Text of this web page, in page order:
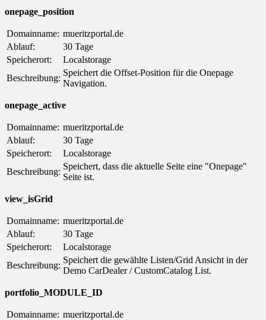
onepage_position
Domainname: mueritzportal.de
Ablauf:
30 Tage
Speicherort:
Localstorage
Beschreibung:
Speichert die Offset-Position für die Onepage
Navigation.
onepage_active
Domainname: mueritzportal.de
Ablauf:
30 Tage
Speicherort:
Localstorage
Beschreibung:
Speichert, dass die aktuelle Seite eine "Onepage"
Seite ist.
view_isGrid
Domainname: mueritzportal.de
Ablauf:
30 Tage
Speicherort:
Localstorage
Beschreibung:
Speichert die gewählte Listen/Grid Ansicht in der
Demo CarDealer / CustomCatalog List.
portfolio_MODULE_ID
Domainname: mueritzportal.de